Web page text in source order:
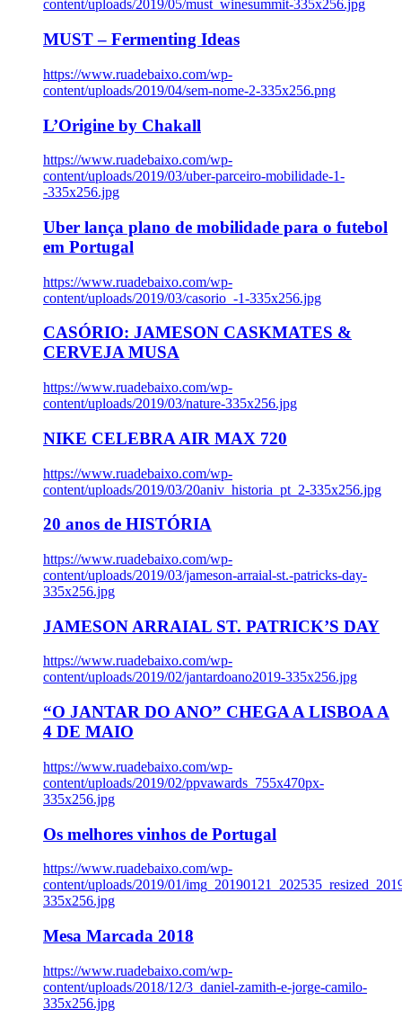
content/uploads/2019/05/must_winesummit-335x256.jpg
MUST – Fermenting Ideas
https://www.ruadebaixo.com/wp-
content/uploads/2019/04/sem-nome-2-335x256.png
L’Origine by Chakall
https://www.ruadebaixo.com/wp-
content/uploads/2019/03/uber-parceiro-mobilidade-1-
-335x256.jpg
Uber lança plano de mobilidade para o futebol
em Portugal
https://www.ruadebaixo.com/wp-
content/uploads/2019/03/casorio_-1-335x256.jpg
CASÓRIO: JAMESON CASKMATES &
CERVEJA MUSA
https://www.ruadebaixo.com/wp-
content/uploads/2019/03/nature-335x256.jpg
NIKE CELEBRA AIR MAX 720
https://www.ruadebaixo.com/wp-
content/uploads/2019/03/20aniv_historia_pt_2-335x256.jpg
20 anos de HISTÓRIA
https://www.ruadebaixo.com/wp-
content/uploads/2019/03/jameson-arraial-st.-patricks-day-
335x256.jpg
JAMESON ARRAIAL ST. PATRICK’S DAY
https://www.ruadebaixo.com/wp-
content/uploads/2019/02/jantardoano2019-335x256.jpg
“O JANTAR DO ANO” CHEGA A LISBOA A
4 DE MAIO
https://www.ruadebaixo.com/wp-
content/uploads/2019/02/ppvawards_755x470px-
335x256.jpg
Os melhores vinhos de Portugal
https://www.ruadebaixo.com/wp-
content/uploads/2019/01/
335x256.jpg
Mesa Marcada 2018
https://www.ruadebaixo.com/wp-
content/uploads/2018/12/3_daniel-zamith-e-jorge-camilo-
335x256.jpg